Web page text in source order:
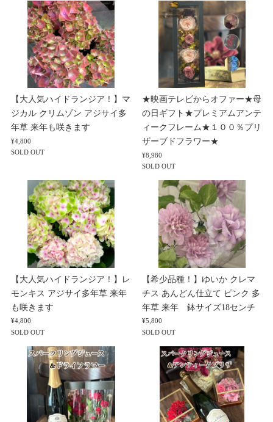
【大人気ハイドランジア！】マ
ジカル クリムゾン アジサイ多
年草 来年も咲きます
¥4,800
SOLD OUT
★映画テレビからオファー★母
の日ギフト★プレミアムアンテ
ィークフレーム★１００％プリ
ザーブドフラワー★
¥8,980
SOLD OUT
【大人気ハイドランジア！】レ
モンキス アジサイ多年草 来年
も咲きます
¥4,800
SOLD OUT
【希少品種！】ゆいか クレマ
チス あんどん仕立て ピンク 多
年草 来年 鉢サイズ18センチ
¥5,800
SOLD OUT